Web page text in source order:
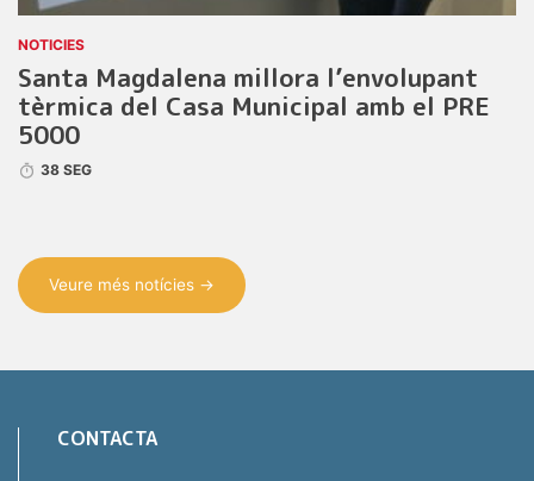
NOTICIES
Santa Magdalena millora l’envolupant
tèrmica del Casa Municipal amb el PRE
5000
38 SEG
Veure més notícies →
CONTACTA